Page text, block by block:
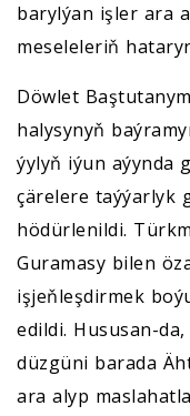
barylýan işler ara
meseleleriň
Döwlet
halysynyň
ýylyň iýun aýynda
çärelere taýýarlyk
hödürlenildi.
Guramasy bilen
işjeňleşdirmek
edildi. Hususan-
düzgüni barada
ara alyp